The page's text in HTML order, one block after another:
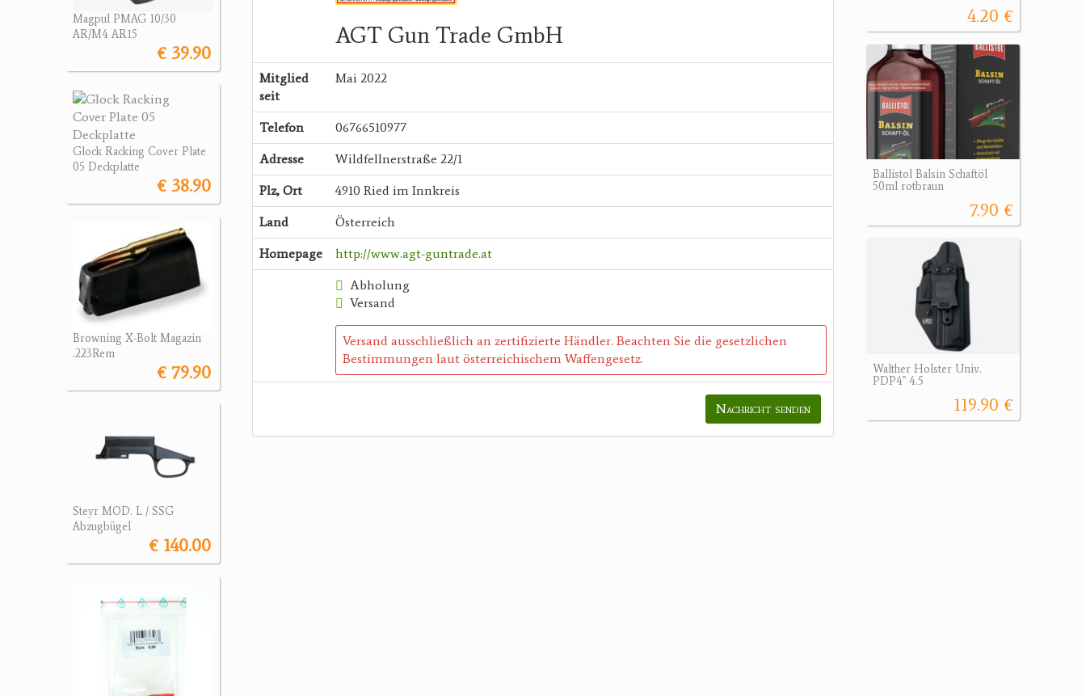
Magpul PMAG 10/30
AR/M4 AR15
€ 39.90
Glock Racking Cover Plate
05 Deckplatte
€ 38.90
Browning X-Bolt Magazin
.223Rem
€ 79.90
Steyr MOD. L / SSG
Abzugbügel
€ 140.00
AGT Gun Trade GmbH
Mitglied
seit
Mai 2022
Telefon 06766510977
Adresse Wildfellnerstraße 22/1
Plz, Ort 4910 Ried im Innkreis
Land Österreich
Homepage http://www.agt-guntrade.at
Abholung
Versand
Versand ausschließlich an zertifizierte Händler. Beachten Sie die gesetzlichen
Bestimmungen laut österreichischem Waffengesetz.
Nachricht senden
4.20 €
Ballistol Balsin Schaftöl
50ml rotbraun
7.90 €
Walther Holster Univ.
PDP4" 4.5
119.90 €